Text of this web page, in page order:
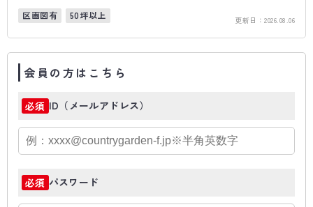
区画図有
50坪以上 更新日： 2026.08.06
会員の方はこちら
必須 ID（メールアドレス）
必須 パスワード